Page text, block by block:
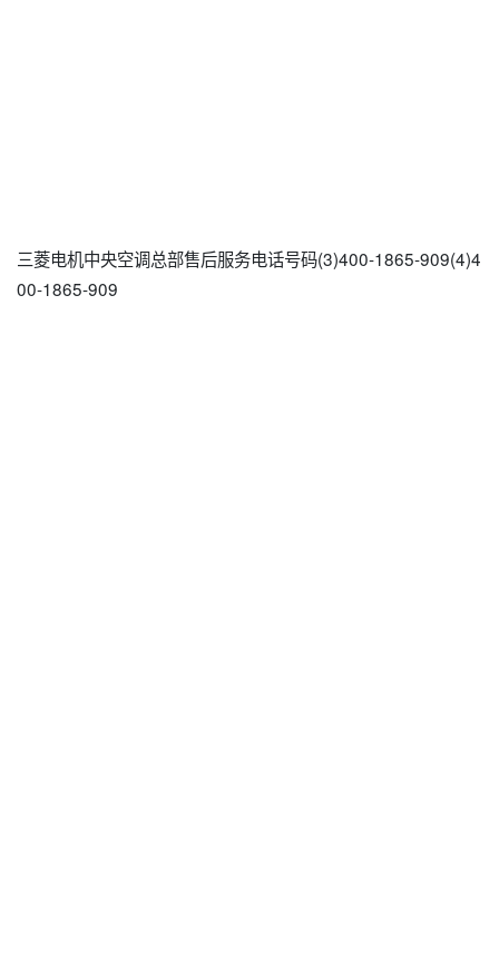
三菱电机中央空调总部售后服务电话号码(3)400-1865-909(4)4
00-1865-909